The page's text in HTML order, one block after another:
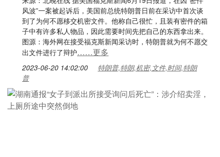
风波”一案被起诉后，美国前总统特朗普日前在采访中首次谈
到了为何不愿移交机密文件。他称自己很忙，且装有密件的箱
子中有许多私人物品，因此需要时间先把自己的东西拿出来。
图源：海外网在接受福克斯新闻采访时，特朗普就为何不愿交
出文件进行了辩护……更多
2023-06-20 14:02:00
特朗普,特朗,机密,文件,时间,特朗
普